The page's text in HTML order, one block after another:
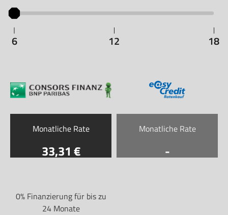
6 12 18
Monatliche Rate
33,31
0% Finanzierung für bis zu
24 Monate
Monatliche Rate
-